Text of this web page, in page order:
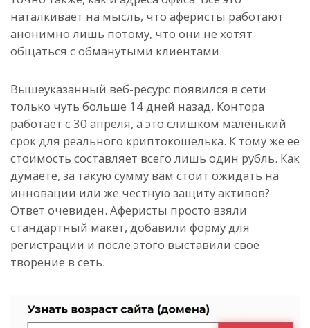
наталкивает на мысль, что аферисты работают
анонимно лишь потому, что они не хотят
общаться с обманутыми клиентами.
Вышеуказанный веб-ресурс появился в сети
только чуть больше 14 дней назад. Контора
работает с 30 апреля, а это слишком маленький
срок для реального криптокошелька. К тому же ее
стоимость составляет всего лишь один рубль. Как
думаете, за такую сумму вам стоит ожидать на
инновации или же честную защиту активов?
Ответ очевиден. Аферисты просто взяли
стандартный макет, добавили форму для
регистрации и после этого выставили свое
творение в сеть.